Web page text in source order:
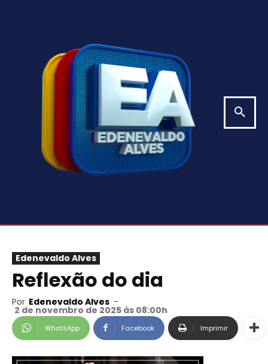
Edenevaldo Alves
Reflexão do dia
Por Edenevaldo Alves -
2 de novembro de 2025 às 08:00h
WhatsApp Facebook Imprimir